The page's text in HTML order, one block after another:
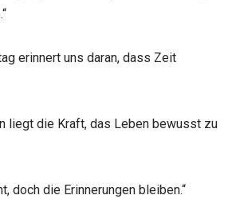
erinnert uns daran, dass Zeit
liegt die Kraft, das Leben bewusst zu
doch die Erinnerungen bleiben.“